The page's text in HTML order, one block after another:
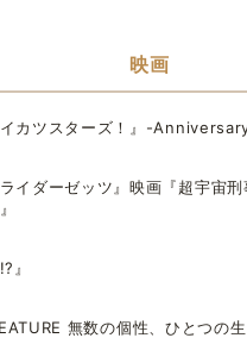
映画
イカツスターズ！』-
イダーゼッツ』映画『超宇宙
』
無数の個性、ひとつの生